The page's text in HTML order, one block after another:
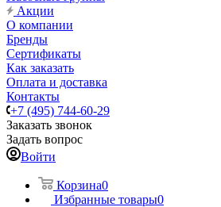
Акции
О компании
Бренды
Сертификаты
Как заказать
Оплата и доставка
Контакты
+7 (495) 744-60-29
Заказать звонок
Задать вопрос
Войти
Корзина0
Избранные товары0